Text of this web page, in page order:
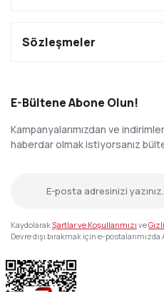
Sözleşmeler
E-Bültene Abone Olun!
Kampanyalarımızdan ve
haberdar olmak istiyorsanız
KaydolarakŞartlar ve Koşullarımızı ve
Devre dışı bırakmak için e-